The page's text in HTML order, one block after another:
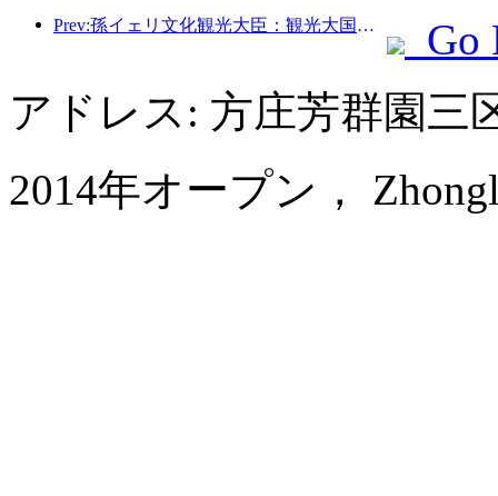
Prev:孫イェリ文化観光大臣：観光大国の建設を推進し、質の高い観光商品の供給を充実させる。
Go
アドレス: 方庄芳群園三
2014年オープン，